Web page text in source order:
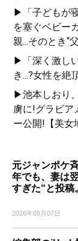
▶「子どもが
を塞ぐベビー
親...そのとき“
▶「深く激し
き...?女性を絶
▶池本しおり
虜に!グラビア
ー公開!【美女
元ジャンポケ
年でも、妻は
すぎた“と投
2026年08月07日